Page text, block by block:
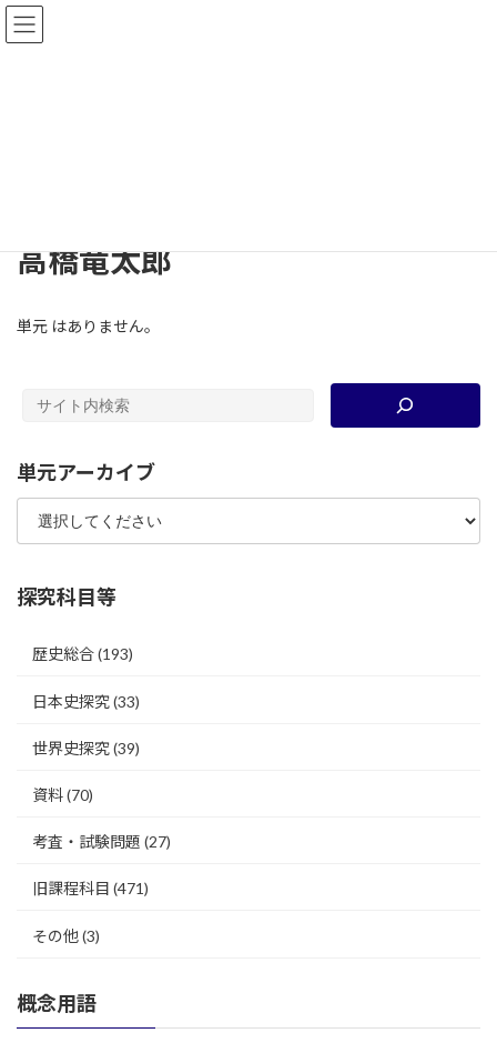
コ
ン
ナ
ビ
教材共有サイト2.0−高大連携歴史教育研究
高橋竜太郎
単元 はありません。
単元アーカイブ
探究科目等
歴史総合(193)
日本史探究(33)
世界史探究(39)
資料(70)
考査・試験問題 (27)
旧課程科目 (471)
その他(3)
概念用語